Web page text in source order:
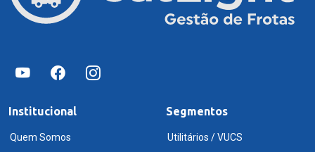
Institucional
Quem Somos
Segmentos
Utilitários / VUCS